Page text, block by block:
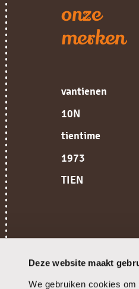
Deze website maakt
We gebruiken cookies
onze
merken
vantienen
10N
tientime
1973
TIEN